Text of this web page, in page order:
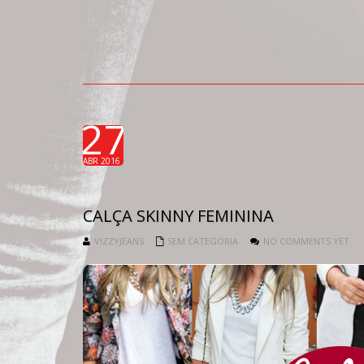
27
ABR 2016
CALÇA SKINNY FEMININA
VIZZYJEANS SEM CATEGORIA NO COMMENTS YET